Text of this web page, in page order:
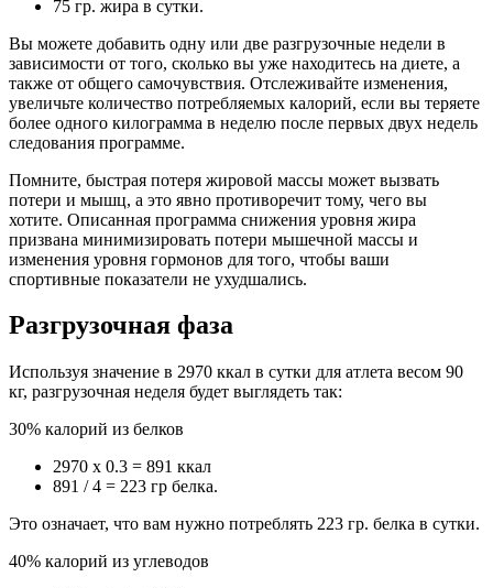
75 гр. жира в сутки.
Вы можете добавить одну или две разгрузочные недели в
зависимости от того, сколько вы уже находитесь на диете, а
также от общего самочувствия. Отслеживайте изменения,
увеличьте количество потребляемых калорий, если вы теряете
более одного килограмма в неделю после первых двух недель
следования программе.
Помните, быстрая потеря жировой массы может вызвать
потери и мышц, а это явно противоречит тому, чего вы
хотите. Описанная программа снижения уровня жира
призвана минимизировать потери мышечной массы и
изменения уровня гормонов для того, чтобы ваши
спортивные показатели не ухудшались.
Разгрузочная фаза
Используя значение в 2970 ккал в сутки для атлета весом 90
кг, разгрузочная неделя будет выглядеть так:
30% калорий из белков
2970 х 0.3 = 891 ккал
891 / 4 = 223 гр белка.
Это означает, что вам нужно потреблять 223 гр. белка в сутки.
40% калорий из углеводов